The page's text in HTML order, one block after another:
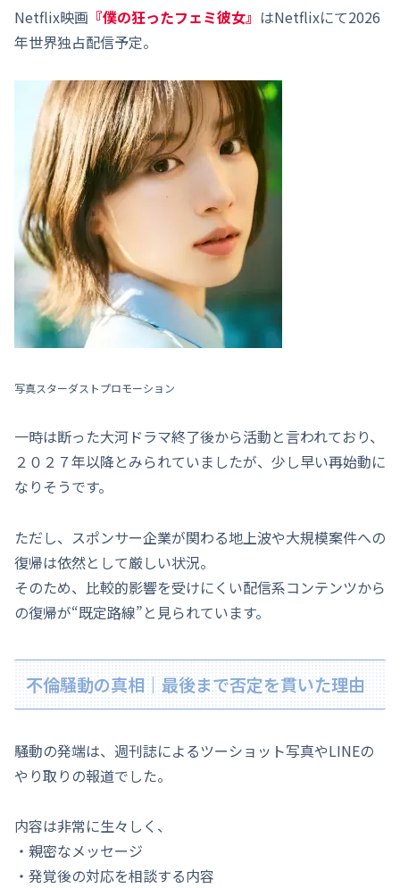
Netflix映画 『僕の狂ったフェミ彼女』 はNetflixにて2026
年世界独占配信予定。
写真スターダストプロモーション
一時は断った大河ドラマ終了後から活動と言われており、
２０２７年以降とみられていましたが、少し早い再始動に
なりそうです。
ただし、スポンサー企業が関わる地上波や大規模案件への
復帰は依然として厳しい状況。
そのため、比較的影響を受けにくい配信系コンテンツから
の復帰が“既定路線”と見られています。
不倫騒動の真相｜最後まで否定を貫いた理由
騒動の発端は、週刊誌によるツーショット写真やLINEの
やり取りの報道でした。
内容は非常に生々しく、
・親密なメッセージ
・発覚後の対応を相談する内容